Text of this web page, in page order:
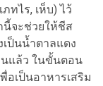
ทไร, เห็บ) ไว้
นี้จะช่วยให้ชีส
ป็นน้ำตาลแดง
แล้ว ในขั้นตอน
อเป็นอาหารเสริม